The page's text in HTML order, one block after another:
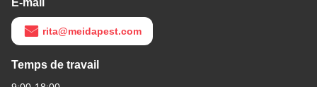
E-mail
rita@meidapest.com
Temps de travail